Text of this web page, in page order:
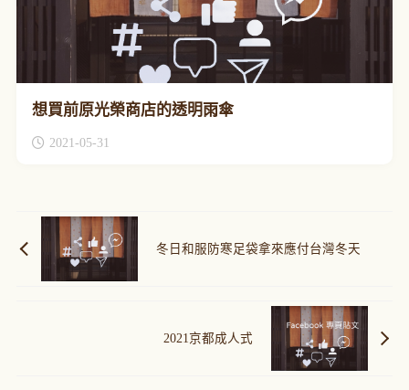
想買前原光榮商店的透明雨傘
2021-05-31
冬日和服防寒足袋拿來應付台灣冬天
2021京都成人式